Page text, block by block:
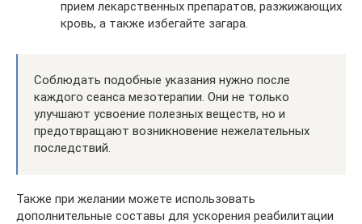
прием лекарственных препаратов, разжижающих
кровь, а также избегайте загара.
Соблюдать подобные указания нужно после
каждого сеанса мезотерапии. Они не только
улучшают усвоение полезных веществ, но и
предотвращают возникновение нежелательных
последствий.
Также при желании можете использовать
дополнительные составы для ускорения реабилитации